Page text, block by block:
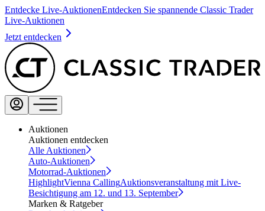
Entdecke Live-AuktionenEntdecken Sie spannende Classic Trader
Live-Auktionen
Jetzt entdecken
Auktionen
Auktionen entdecken
Alle Auktionen
Auto-Auktionen
Motorrad-Auktionen
HighlightVienna CallingAuktionsveranstaltung mit Live-
Besichtigung am 12. und 13. September
Marken & Ratgeber